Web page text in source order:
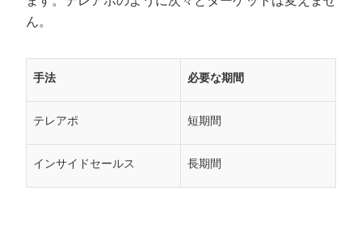
ん。
手法 必要な期間
テレアポ 短期間
インサイドセールス 長期間